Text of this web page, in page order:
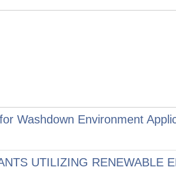
Washdown Environment
UTILIZING RENEWABLE